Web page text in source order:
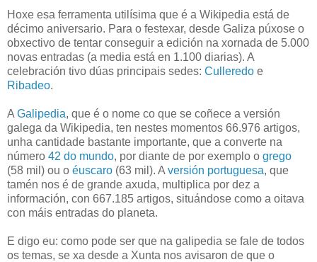
Hoxe esa ferramenta utilísima que é a Wikipedia está de
décimo aniversario. Para o festexar, desde Galiza púxose o
obxectivo de tentar conseguir a edición na xornada de 5.000
novas entradas (a media está en 1.100 diarias). A
celebración tivo dúas principais sedes: Culleredo e
Ribadeo.
A Galipedia, que é o nome co que se coñece a versión
galega da Wikipedia, ten nestes momentos 66.976 artigos,
unha cantidade bastante importante, que a converte na
número 42 do mundo, por diante de por exemplo o grego
(58 mil) ou o éuscaro (63 mil). A versión portuguesa, que
tamén nos é de grande axuda, multiplica por dez a
información, con 667.185 artigos, situándose como a oitava
con máis entradas do planeta.
E digo eu: como pode ser que na galipedia se fale de todos
os temas, se xa desde a Xunta nos avisaron de que o